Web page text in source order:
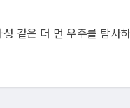
같은 더 먼 우주를 탐